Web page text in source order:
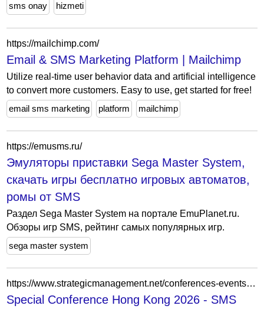
sms onay
hizmeti
https://mailchimp.com/
Email & SMS Marketing Platform | Mailchimp
Utilize real-time user behavior data and artificial intelligence
to convert more customers. Easy to use, get started for free!
email sms marketing
platform mailchimp
https://emusms.ru/
Эмуляторы приставки Sega Master System,
скачать игры бесплатно игровых автоматов,
ромы от SMS
Раздел Sega Master System на портале EmuPlanet.ru.
Обзоры игр SMS, рейтинг самых популярных игр.
sega master system
https://www.strategicmanagement.net/conferences-events/special-conference-hong-kong/
Special Conference Hong Kong 2026 - SMS